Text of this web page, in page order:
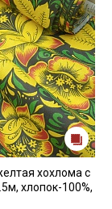
хохлома с
хлопок-100%,